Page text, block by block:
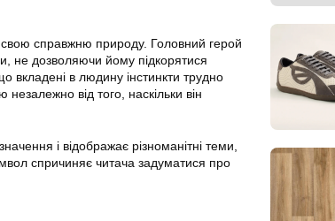
свою справжню природу. Головний герой
не дозволяючи йому підкорятися
в людину інстинкти трудно
від того, наскільки він
і відображає різноманітні теми,
спричиняє читача задуматися про